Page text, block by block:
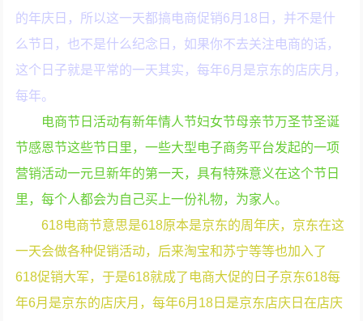
的年庆日，所以这一天都搞电商促销6月18日，并不是什
么节日，也不是什么纪念日，如果你不去关注电商的话，
这个日子就是平常的一天其实，每年6月是京东的店庆月，
每年。
电商节日活动有新年情人节妇女节母亲节万圣节圣诞
节感恩节这些节日里，一些大型电子商务平台发起的一项
营销活动一元旦新年的第一天，具有特殊意义在这个节日
里，每个人都会为自己买上一份礼物，为家人。
618电商节意思是618原本是京东的周年庆，京东在这
一天会做各种促销活动，后来淘宝和苏宁等等也加入了
618促销大军，于是618就成了电商大促的日子京东618每
年6月是京东的店庆月，每年6月18日是京东店庆日在店庆